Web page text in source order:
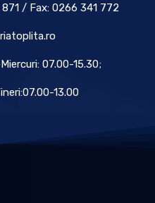
/ Fax: 0266 341 772
07.00-15.30;
13.00